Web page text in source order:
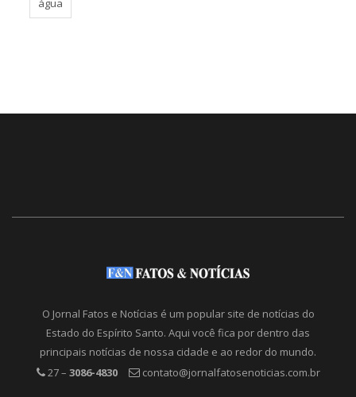
água
O Jornal Fatos e Notícias é um popular site de notícias do
Estado do Espírito Santo. Aqui você fica por dentro das
principais notícias de nossa cidade e ao redor do mundo.
27 – 3086-4830 contato@jornalfatosenoticias.com.br